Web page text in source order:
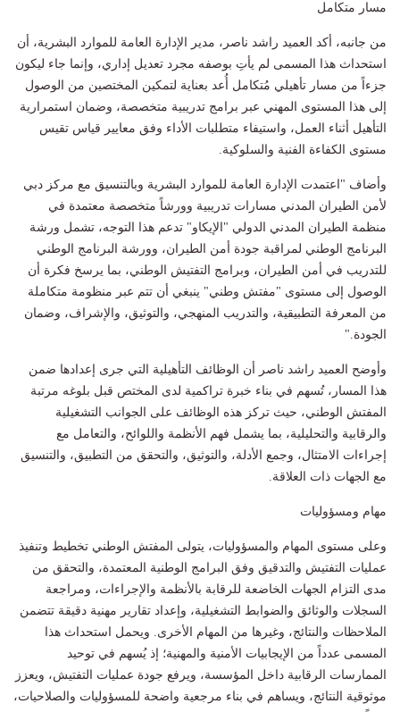
مسار متكامل
من جانبه، أكد العميد راشد ناصر، مدير الإدارة العامة للموارد البشرية، أن
استحداث هذا المسمى لم يأتِ بوصفه مجرد تعديل إداري، وإنما جاء ليكون
جزءاً من مسار تأهيلي مُتكامل أُعد بعناية لتمكين المختصين من الوصول
إلى هذا المستوى المهني عبر برامج تدريبية متخصصة، وضمان استمرارية
التأهيل أثناء العمل، واستيفاء متطلبات الأداء وفق معايير قياس تقيس
مستوى الكفاءة الفنية والسلوكية.
وأضاف "اعتمدت الإدارة العامة للموارد البشرية وبالتنسيق مع مركز دبي
لأمن الطيران المدني مسارات تدريبية وورشاً متخصصة معتمدة في
منظمة الطيران المدني الدولي "الإيكاو" تدعم هذا التوجه، تشمل ورشة
البرنامج الوطني لمراقبة جودة أمن الطيران، وورشة البرنامج الوطني
للتدريب في أمن الطيران، وبرامج التفتيش الوطني، بما يرسخ فكرة أن
الوصول إلى مستوى "مفتش وطني" ينبغي أن تتم عبر منظومة متكاملة
من المعرفة التطبيقية، والتدريب المنهجي، والتوثيق، والإشراف، وضمان
الجودة."
وأوضح العميد راشد ناصر أن الوظائف التأهيلية التي جرى إعدادها ضمن
هذا المسار، تُسهم في بناء خبرة تراكمية لدى المختص قبل بلوغه مرتبة
المفتش الوطني، حيث تركز هذه الوظائف على الجوانب التشغيلية
والرقابية والتحليلية، بما يشمل فهم الأنظمة واللوائح، والتعامل مع
إجراءات الامتثال، وجمع الأدلة، والتوثيق، والتحقق من التطبيق، والتنسيق
مع الجهات ذات العلاقة.
مهام ومسؤوليات
وعلى مستوى المهام والمسؤوليات، يتولى المفتش الوطني تخطيط وتنفيذ
عمليات التفتيش والتدقيق وفق البرامج الوطنية المعتمدة، والتحقق من
مدى التزام الجهات الخاضعة للرقابة بالأنظمة والإجراءات، ومراجعة
السجلات والوثائق والضوابط التشغيلية، وإعداد تقارير مهنية دقيقة تتضمن
الملاحظات والنتائج، وغيرها من المهام الأخرى. ويحمل استحداث هذا
المسمى عدداً من الإيجابيات الأمنية والمهنية؛ إذ يُسهم في توحيد
الممارسات الرقابية داخل المؤسسة، ويرفع جودة عمليات التفتيش، ويعزز
موثوقية النتائج، ويساهم في بناء مرجعية واضحة للمسؤوليات والصلاحيات،